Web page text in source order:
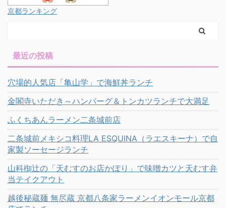
京都ランキング
最近の投稿
穴場的人気店「亀山学」で海鮮丼ランチ
金閣寺いただき～ハンバーグ＆トンカツランチで大満足
ふくちあんラーメン二条城前店
二条城前メキシコ料理LA ESQUINA（ラエスキーナ）で自
家製ソーセージランチ
山科椥辻の「天むすのお店かぽり」で味噌カツと天むす弁
当テイクアウト
越後秘蔵麺 無尽蔵 京都八条家ラーメンイオンモール京都